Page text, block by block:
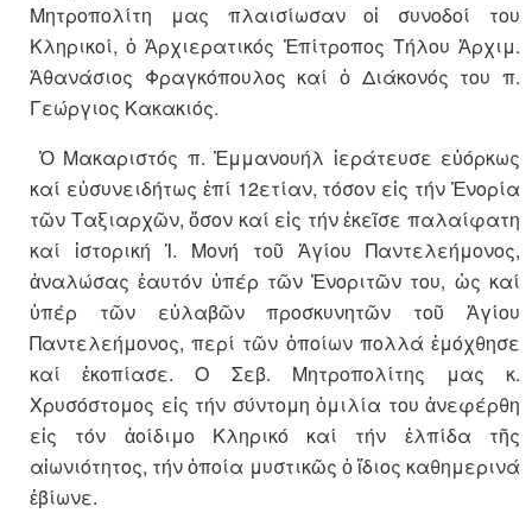
Μητροπολίτη μας πλαισίωσαν οἱ συνοδοί του
Κληρικοί, ὁ Ἀρχιερατικός Ἐπίτροπος Τήλου Ἀρχιμ.
Ἀθανάσιος Φραγκόπουλος καί ὁ Διάκονός του π.
Γεώργιος Κακακιός.
Ὁ Μακαριστός π. Ἐμμανουήλ ἱεράτευσε εὐόρκως
καί εὐσυνειδήτως ἐπί 12ετίαν, τόσον εἰς τήν Ἐνορία
τῶν Ταξιαρχῶν, ὅσον καί εἰς τήν ἐκεῖσε παλαίφατη
καί ἱστορική Ἱ. Μονή τοῦ Ἁγίου Παντελεήμονος,
ἀναλώσας ἑαυτόν ὑπέρ τῶν Ἐνοριτῶν του, ὡς καί
ὑπέρ τῶν εὐλαβῶν προσκυνητῶν τοῦ Ἁγίου
Παντελεήμονος, περί τῶν ὁποίων πολλά ἐμόχθησε
καί ἐκοπίασε. Ο Σεβ. Μητροπολίτης μας κ.
Χρυσόστομος εἰς τήν σύντομη ὁμιλία του ἀνεφέρθη
εἰς τόν ἀοίδιμο Κληρικό καί τήν ἐλπίδα τῆς
αἰωνιότητος, τήν ὁποία μυστικῶς ὁ ἵδιος καθημερινά
ἐβίωνε.